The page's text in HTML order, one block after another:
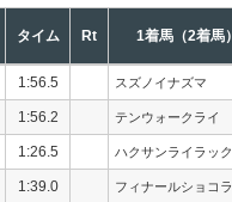
タイム Rt 1着馬（2着馬）
1:56.5 スズノイナズマ
1:56.2 テンウォークライ
1:26.5 ハクサンライラック
1:39.0 フィナールショコラ